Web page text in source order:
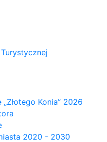
Konia” 2026
2020 - 2030